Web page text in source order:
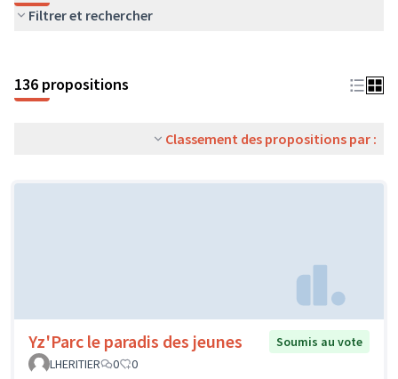
Filtrer et rechercher
136 propositions
Classement des propositions par :
Yz'Parc le paradis des jeunes
Soumis au vote
LHERITIER
0 0